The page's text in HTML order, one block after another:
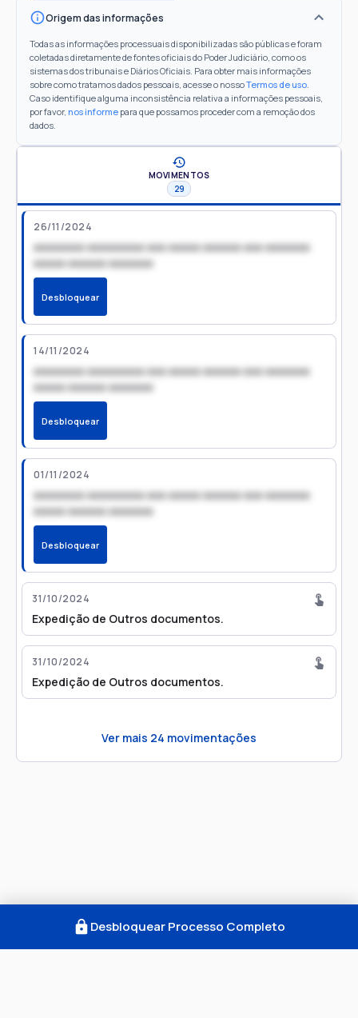
Origem das informações
Todas as informações processuais disponibilizadas são públicas e foram
coletadas diretamente de fontes oficiais do Poder Judiciário, como os
sistemas dos tribunais e Diários Oficiais. Para obter mais informações
sobre como tratamos dados pessoais, acesse o nossoTermos de uso.
Caso identifique alguma inconsistência relativa a informações pessoais,
por favor, nos informe para que possamos proceder com a remoção dos
dados.
MOVIMENTOS
29
26/11/2024
xxxxxxxx xxxxxxxxx xxx xxxxx xxxxxx xxx xxxxxxx
xxxxx xxxxxx xxxxxxx
Desbloquear
14/11/2024
xxxxxxxx xxxxxxxxx xxx xxxxx xxxxxx xxx xxxxxxx
xxxxx xxxxxx xxxxxxx
Desbloquear
01/11/2024
xxxxxxxx xxxxxxxxx xxx xxxxx xxxxxx xxx xxxxxxx
xxxxx xxxxxx xxxxxxx
Desbloquear
31/10/2024
Expedição de Outros documentos.
31/10/2024
Expedição de Outros documentos.
Ver mais 24 movimentações
Desbloquear Processo Completo